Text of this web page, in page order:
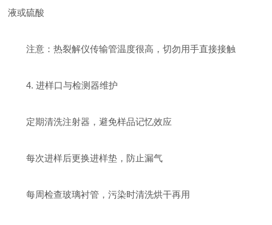
液或硫酸
注意：热裂解仪传输管温度很高，切勿用手直接接触
4. 进样口与检测器维护
定期清洗注射器，避免样品记忆效应
每次进样后更换进样垫，防止漏气
每周检查玻璃衬管，污染时清洗烘干再用